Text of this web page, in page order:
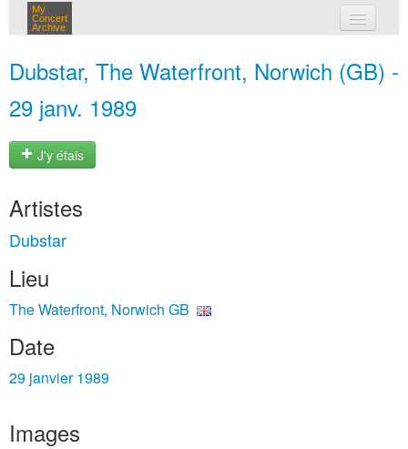
My
Concert
Archive
Dubstar, The Waterfront, Norwich (GB) -
29 janv. 1989
J'y étais
Artistes
Dubstar
Lieu
The Waterfront, Norwich GB
Date
29 janvier 1989
Images